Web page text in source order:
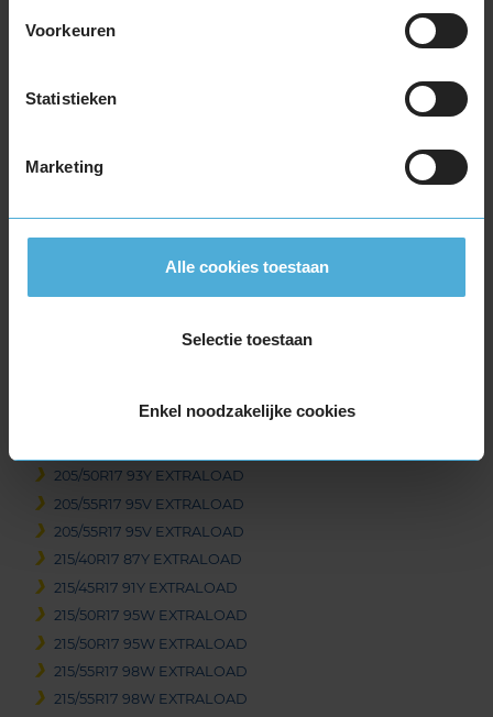
Voorkeuren
Statistieken
Marketing
Alle cookies toestaan
Selectie toestaan
Enkel noodzakelijke cookies
1
3
Beschikbare bandenmaten
205/45R17 88Y EXTRALOAD
205/50R17 93Y EXTRALOAD
205/55R17 95V EXTRALOAD
205/55R17 95V EXTRALOAD
215/40R17 87Y EXTRALOAD
215/45R17 91Y EXTRALOAD
215/50R17 95W EXTRALOAD
215/50R17 95W EXTRALOAD
215/55R17 98W EXTRALOAD
215/55R17 98W EXTRALOAD